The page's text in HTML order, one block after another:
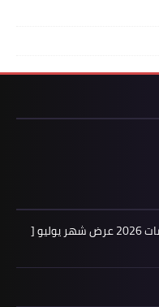
اعلن لدينا فى مدونة ترددات النايل سات 2026 عرض شهر يوليو [